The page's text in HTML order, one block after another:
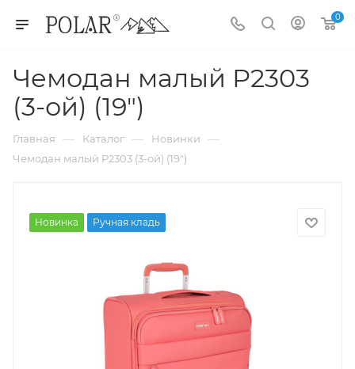
0
Чемодан малый Р2303
(3-ой) (19")
Главная — Каталог — Новинки —
Чемодан малый Р2303 (3-ой) (19")
Новинка Ручная кладь